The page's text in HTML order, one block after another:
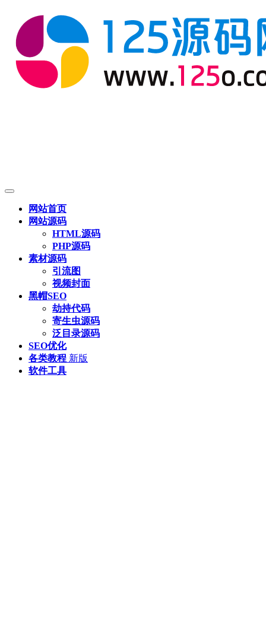
网站首页
网站源码
HTML源码
PHP源码
素材源码
引流图
视频封面
黑帽SEO
劫持代码
寄生虫源码
泛目录源码
SEO优化
各类教程 新版
软件工具